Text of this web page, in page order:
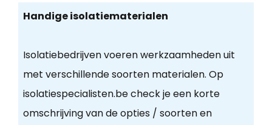
Handige isolatiematerialen
Isolatiebedrijven voeren werkzaamheden uit
met verschillende soorten materialen. Op
isolatiespecialisten.be check je een korte
omschrijving van de opties / soorten en